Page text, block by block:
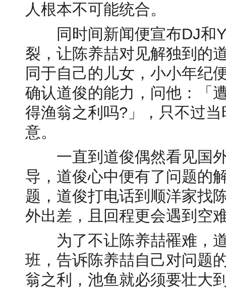
人根本不可能统合。
同时间新闻便宣布DJ和
裂，让陈养喆对见解独到的
同于自己的儿女，小小年纪
确认道俊的能力，问他：「
得渔翁之利吗?」，只不过
意。
一直到道俊偶然看见国外
导，道俊心中便有了问题的
题，道俊打电话到顺洋家找
外出差，且回程更会遇到空
为了不让陈养喆罹难，道
班，告诉陈养喆自己对问题
翁之利，池鱼就必须要壮大